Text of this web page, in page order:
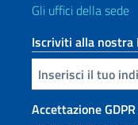
Gli uffici della sede
Iscriviti alla
Inserisci la tua email
Accettazione GDPR